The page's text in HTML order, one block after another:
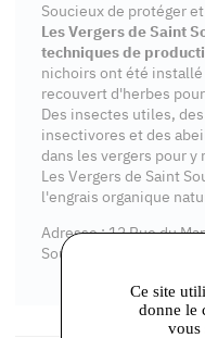
Soucieux de protéger
Les Vergers de Saint
techniques de
nichoirs ont été
recouvert d'herbes
Des insectes utiles,
insectivores et des
dans les vergers pour
Les Vergers de Saint
l'engrais organique
Adresse : 12 Rue du
Soupplets
Ce site
donne le
vous